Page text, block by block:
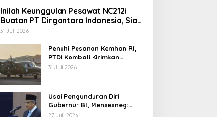
Inilah Keunggulan Pesawat NC212i
Buatan PT Dirgantara Indonesia, Siap
Dukung Berbagai Operasi TNI
31 Juli 2026
Penuhi Pesanan Kemhan RI,
PTDI Kembali Kirimkan
Pesawat NC212i ke Pangkalan
31 Juli 2026
Usai Pengunduran Diri
Gubernur BI, Mensesneg:
Segera Terbit Keppres
27 Juli 2026